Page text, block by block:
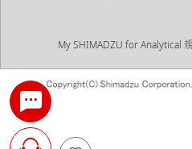
My SHIMADZU for Analytical